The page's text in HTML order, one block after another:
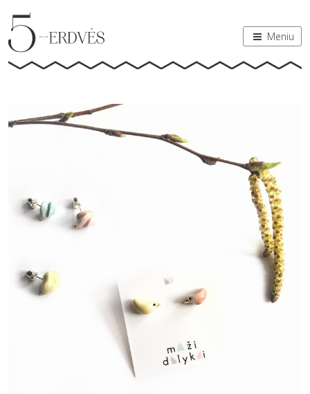
Meniu